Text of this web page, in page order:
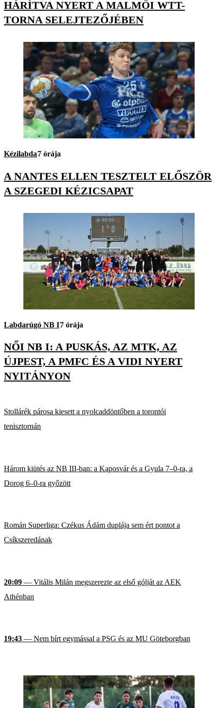
HÁRÍTVA NYERT A MALMŐI WTT-
TORNA SELEJTEZŐJÉBEN
Kézilabda7 órája
A NANTES ELLEN TESZTELT ELŐSZÖR
A SZEGEDI KÉZICSAPAT
Labdarúgó NB I7 órája
NŐI NB I: A PUSKÁS, AZ MTK, AZ
ÚJPEST, A PMFC ÉS A VIDI NYERT
NYITÁNYON
Stollárék párosa kiesett a nyolcaddöntőben a torontói
tenisztornán
Három kiütés az NB III-ban: a Kaposvár és a Gyula 7–0-ra, a
Dorog 6–0-ra győzött
Román Superliga: Czékus Ádám duplája sem ért pontot a
Csíkszeredának
20:09 — Vitális Milán megszerezte az első gólját az AEK
Athénban
19:43 — Nem bírt egymással a PSG és az MU Göteborgban